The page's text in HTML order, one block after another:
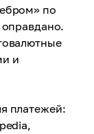
по
и
платежей: